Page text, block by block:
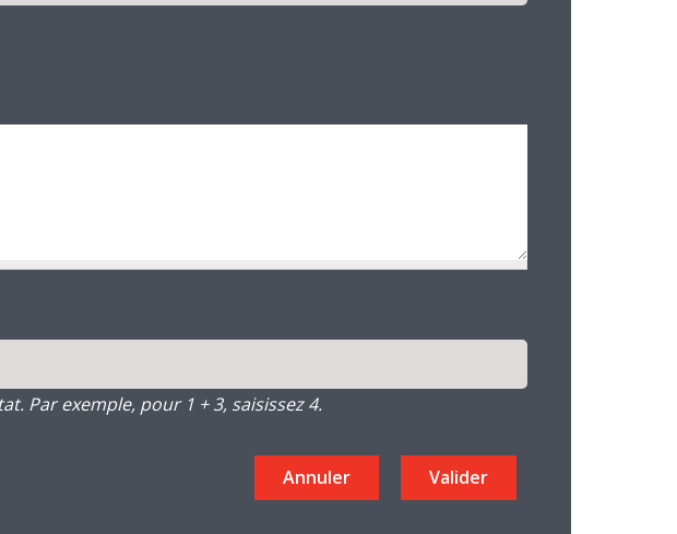
Par exemple, pour 1 + 3, saisissez 4.